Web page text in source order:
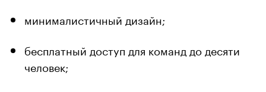
минималистичный дизайн;
бесплатный доступ для команд до десяти
человек;